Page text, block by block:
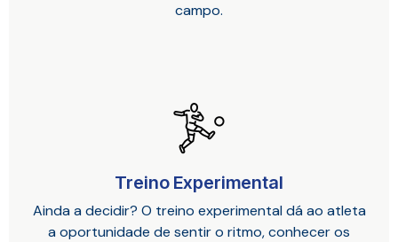
campo.
Treino Experimental
Ainda a decidir? O treino experimental dá ao atleta
a oportunidade de sentir o ritmo, conhecer os